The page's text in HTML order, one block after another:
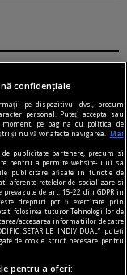
confidențiale
pe dispozitivul dvs., precum
personal. Puteți accepta sau
pe pagina cu politica de
și nu vă vor afecta navigarea.
Mai
publicitate partenere, precum si
pentru a permite website-ului sa
publicitare afisate in functie de
aferente retelelor de socializare si
de art. 15-22 din GDPR in
drepturi pot fi exercitate prin
folosirea tuturor Tehnologiilor de
accesarea informatiilor de catre
SETARILE INDIVIDUAL” puteti
de cookie strict necesare pentru
pentru a oferi: